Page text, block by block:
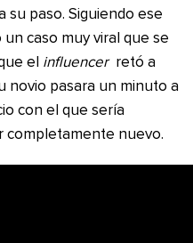
su paso. Siguiendo ese
caso muy viral que se
el influencer retó a
novio pasara un minuto a
con el que sería
completamente nuevo.